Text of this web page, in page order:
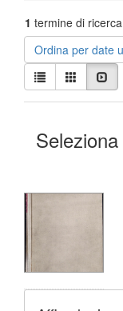
1 termine di
Ordina per date
Visualizza
i
risultati
Lista Galleria
Risultati
della